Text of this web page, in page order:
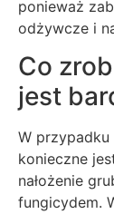
ponieważ
odżywcze i
Co
jest
W
konieczne
nałożenie
fungicydem.